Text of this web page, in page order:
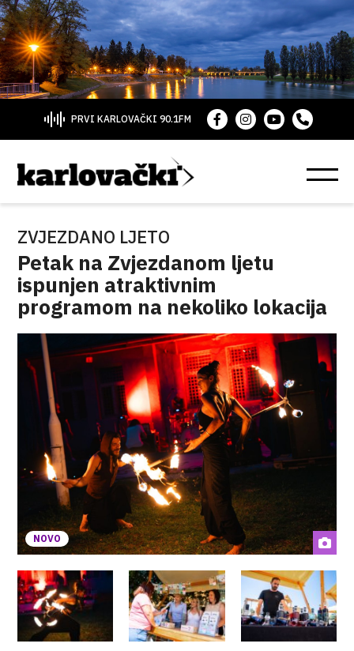
PRVI KARLOVAČKI 90.1FM
ZVJEZDANO LJETO
Petak na Zvjezdanom ljetu
ispunjen atraktivnim
programom na nekoliko lokacija
NOVO